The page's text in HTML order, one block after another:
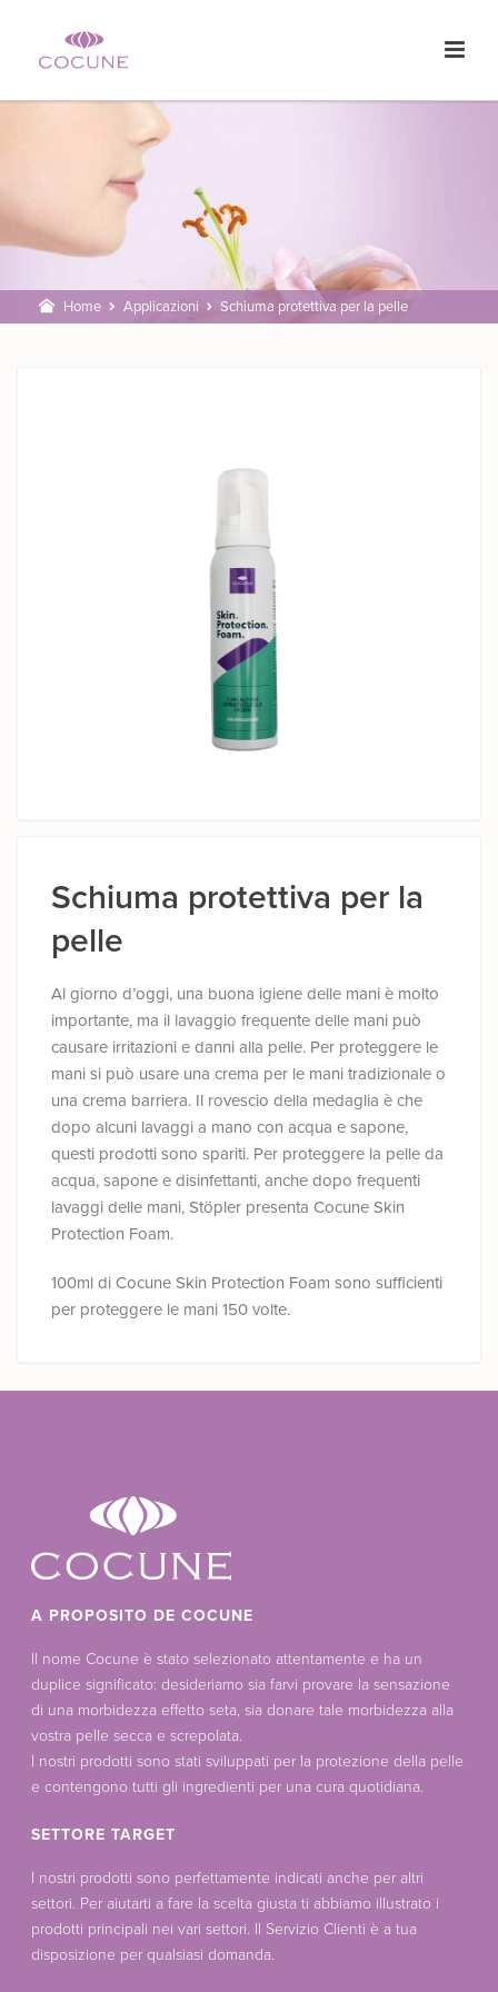
Home Applicazioni Schiuma protettiva per la pelle
Schiuma protettiva per la
pelle
Al giorno d’oggi, una buona igiene delle mani è molto
importante, ma il lavaggio frequente delle mani può
causare irritazioni e danni alla pelle. Per proteggere le
mani si può usare una crema per le mani tradizionale o
una crema barriera. Il rovescio della medaglia è che
dopo alcuni lavaggi a mano con acqua e sapone,
questi prodotti sono spariti. Per proteggere la pelle da
acqua, sapone e disinfettanti, anche dopo frequenti
lavaggi delle mani, Stöpler presenta Cocune Skin
Protection Foam.
100ml di Cocune Skin Protection Foam sono sufficienti
per proteggere le mani 150 volte.
A PROPOSITO DE COCUNE
Il nome Cocune è stato selezionato attentamente e ha un
duplice significato: desideriamo sia farvi provare la sensazione
di una morbidezza effetto seta, sia donare tale morbidezza alla
vostra pelle secca e screpolata.
I nostri prodotti sono stati sviluppati per la protezione della pelle
e contengono tutti gli ingredienti per una cura quotidiana.
SETTORE TARGET
I nostri prodotti sono perfettamente indicati anche per altri
settori. Per aiutarti a fare la scelta giusta ti abbiamo illustrato i
prodotti principali nei vari settori. Il Servizio Clienti è a tua
disposizione per qualsiasi domanda.